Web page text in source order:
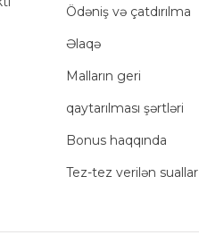
Ödəniş və çatdırılma
Əlaqə
Malların geri
qaytarılması şərtləri
Bonus haqqında
Tez-tez verilən suallar